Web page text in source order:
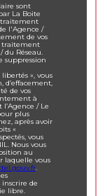
sont
La Boite
traitement
l'Agence /
de vos
traitement
Réseau.
suppression
», vous
d’effacement,
de vos
à
/ Le
plus
après avoir
«
vous
Nous vous
au
laquelle vous
de
libre.